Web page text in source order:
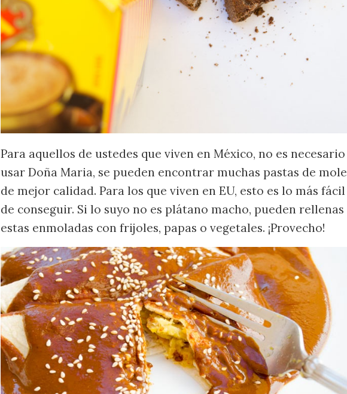
Para aquellos de ustedes que viven en México, no es necesario
usar Doña Maria, se pueden encontrar muchas pastas de mole
de mejor calidad. Para los que viven en EU, esto es lo más fácil
de conseguir. Si lo suyo no es plátano macho, pueden rellenas
estas enmoladas con frijoles, papas o vegetales. ¡Provecho!